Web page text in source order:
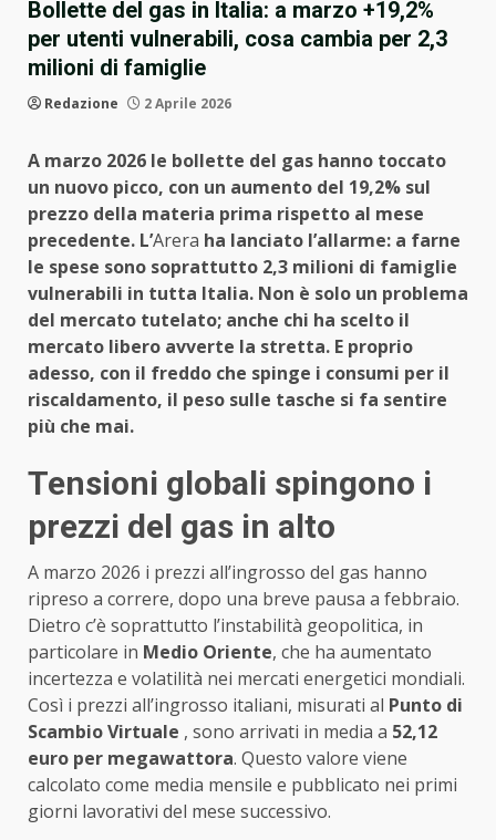
Bollette del gas in Italia: a marzo +19,2%
per utenti vulnerabili, cosa cambia per 2,3
milioni di famiglie
Redazione 2 Aprile 2026
A marzo 2026 le bollette del gas hanno toccato
un nuovo picco, con un aumento del 19,2% sul
prezzo della materia prima rispetto al mese
precedente. L’Arera ha lanciato l’allarme: a farne
le spese sono soprattutto 2,3 milioni di famiglie
vulnerabili in tutta Italia. Non è solo un problema
del mercato tutelato; anche chi ha scelto il
mercato libero avverte la stretta. E proprio
adesso, con il freddo che spinge i consumi per il
riscaldamento, il peso sulle tasche si fa sentire
più che mai.
Tensioni globali spingono i
prezzi del gas in alto
A marzo 2026 i prezzi all’ingrosso del gas hanno
ripreso a correre, dopo una breve pausa a febbraio.
Dietro c’è soprattutto l’instabilità geopolitica, in
particolare in Medio Oriente, che ha aumentato
incertezza e volatilità nei mercati energetici mondiali.
Così i prezzi all’ingrosso italiani, misurati al Punto di
Scambio Virtuale , sono arrivati in media a 52,12
euro per megawattora. Questo valore viene
calcolato come media mensile e pubblicato nei primi
giorni lavorativi del mese successivo.